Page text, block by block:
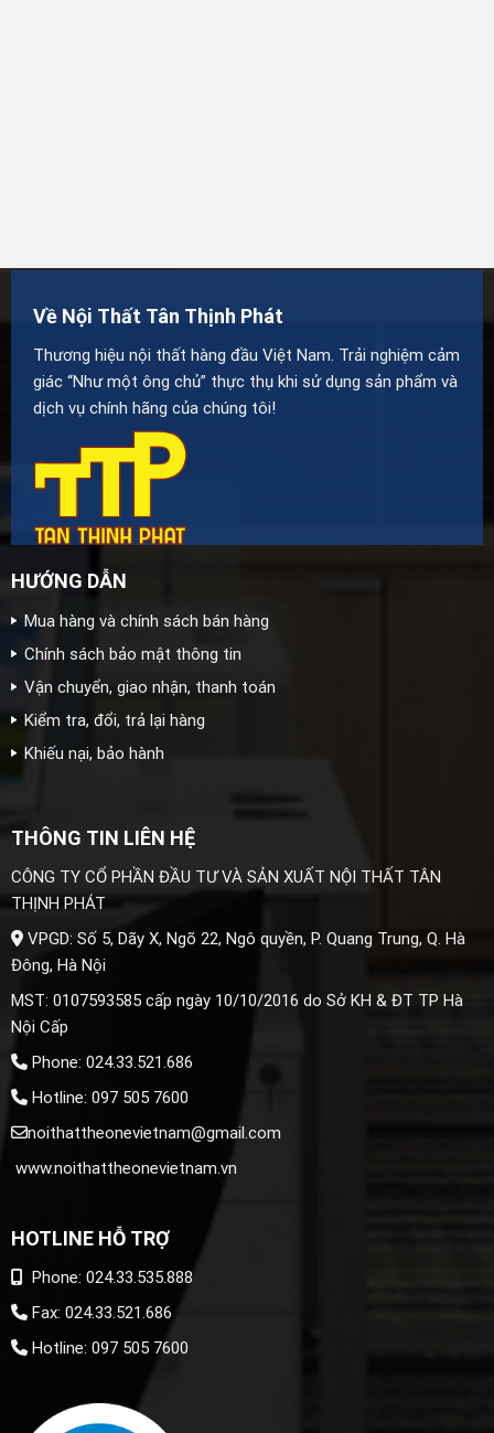
Về Nội Thất Tân Thịnh Phát
Thương hiệu nội thất hàng đầu Việt Nam. Trải nghiệm cảm
giác “Như một ông chủ” thực thụ khi sử dụng sản phẩm và
dịch vụ chính hãng của chúng tôi!
HƯỚNG DẪN
Mua hàng và chính sách bán hàng
Chính sách bảo mật thông tin
Vận chuyển, giao nhận, thanh toán
Kiểm tra, đổi, trả lại hàng
Khiếu nại, bảo hành
THÔNG TIN LIÊN HỆ
CÔNG TY CỔ PHẦN ĐẦU TƯ VÀ SẢN XUẤT NỘI THẤT TÂN
THỊNH PHÁT
VPGD: Số 5, Dãy X, Ngõ 22, Ngô quyền, P. Quang Trung, Q. Hà
Đông, Hà Nội
MST: 0107593585 cấp ngày 10/10/2016 do Sở KH & ĐT TP Hà
Nội Cấp
Phone: 024.33.521.686
Hotline: 097 505 7600
noithattheonevietnam@gmail.com
www.noithattheonevietnam.vn
HOTLINE HỖ TRỢ
Phone: 024.33.535.888
Fax: 024.33.521.686
Hotline: 097 505 7600